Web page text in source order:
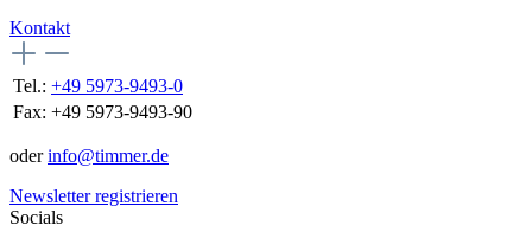
Kontakt
Tel.: +49 5973-9493-0
Fax: +49 5973-9493-90
oderinfo@timmer.de
Newsletter registrieren
Socials